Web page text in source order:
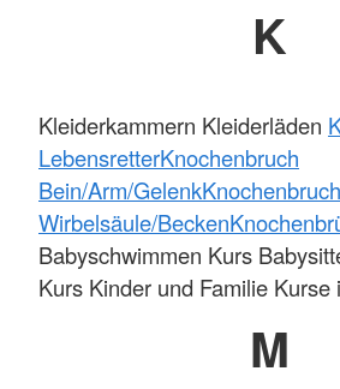
K
Kleiderkammern Kleiderläden
LebensretterKnochenbruch
Bein/Arm/GelenkKnochenbruch
Wirbelsäule/Becken
Babyschwimmen Kurs
Kurs Kinder und Familie Kurse
M